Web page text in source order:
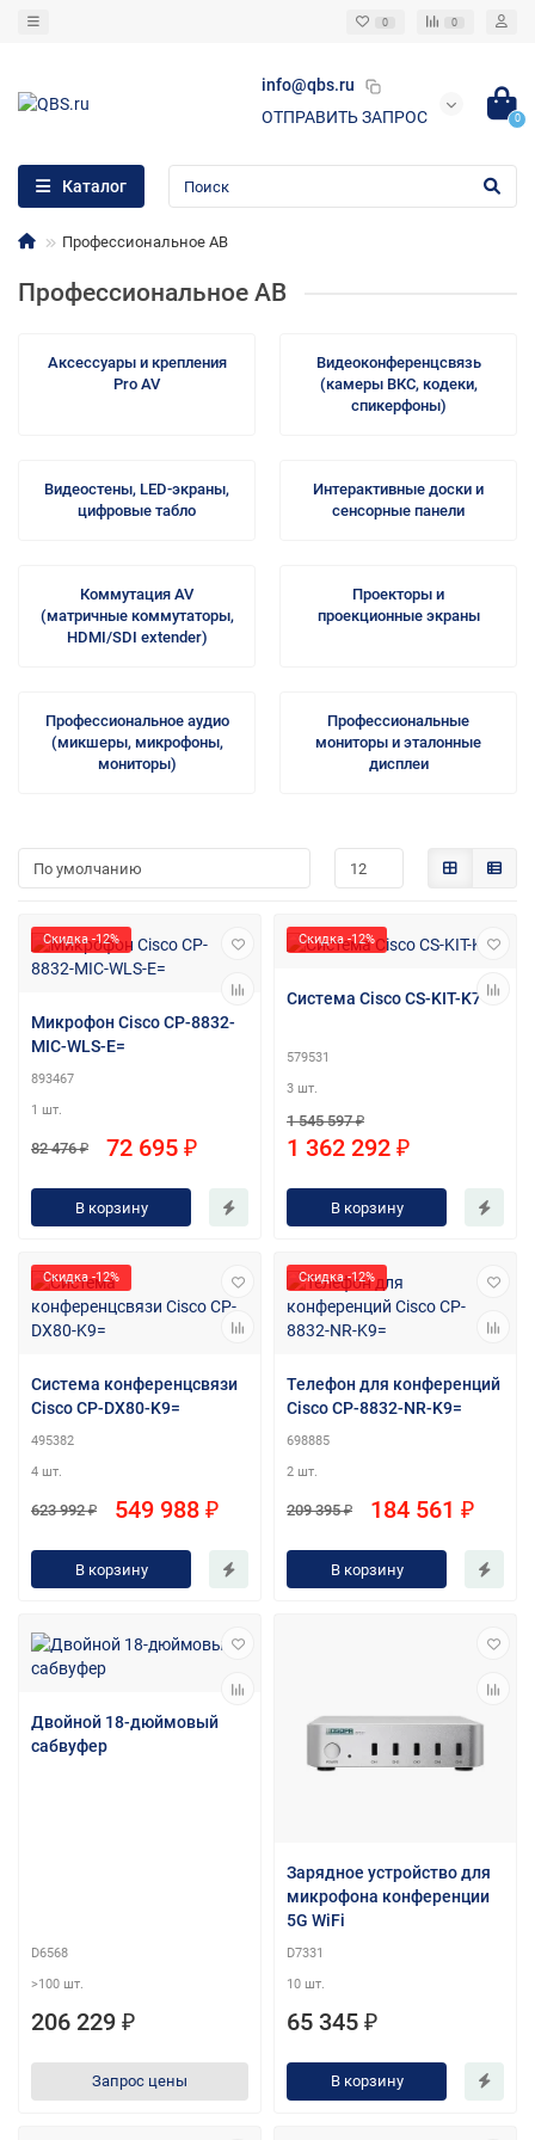
0 0
info@qbs.ru
ОТПРАВИТЬ ЗАПРОС
0
Каталог
Профессиональное АВ
Профессиональное АВ
Аксессуары и крепления
Pro AV
Видеоконференцсвязь
(камеры ВКС, кодеки,
спикерфоны)
Видеостены, LED-экраны,
цифровые табло
Интерактивные доски и
сенсорные панели
Коммутация AV
(матричные коммутаторы,
HDMI/SDI extender)
Проекторы и
проекционные экраны
Профессиональное аудио
(микшеры, микрофоны,
мониторы)
Профессиональные
мониторы и эталонные
дисплеи
Скидка -12%
Микрофон Cisco CP-8832-
MIC-WLS-E=
893467
1 шт.
82 476 ₽ 72 695 ₽
В корзину
Скидка -12%
Система Cisco CS-KIT-K7
579531
3 шт.
1 545 597 ₽
1 362 292 ₽
В корзину
Скидка -12%
Система конференцсвязи
Cisco CP-DX80-K9=
495382
4 шт.
623 992 ₽ 549 988 ₽
В корзину
Скидка -12%
Телефон для конференций
Cisco CP-8832-NR-K9=
698885
2 шт.
209 395 ₽ 184 561 ₽
В корзину
Двойной 18-дюймовый
сабвуфер
D6568
>100 шт.
206 229 ₽
Запрос цены
Зарядное устройство для
микрофона конференции
5G WiFi
D7331
10 шт.
65 345 ₽
В корзину